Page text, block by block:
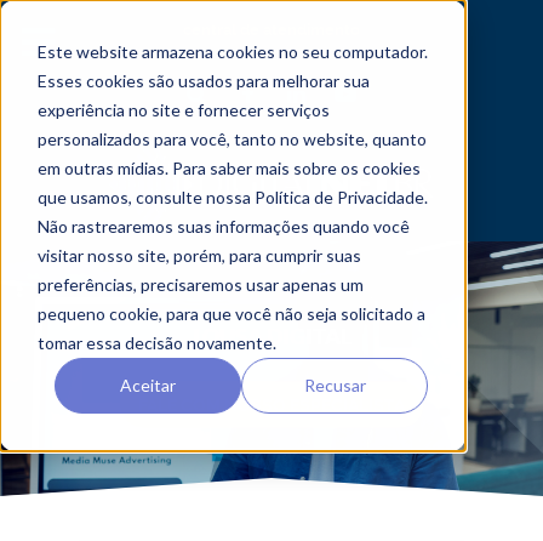
Este website armazena cookies no seu computador.
Esses cookies são usados ​​para melhorar sua
experiência no site e fornecer serviços
personalizados para você, tanto no website, quanto
em outras mídias. Para saber mais sobre os cookies
que usamos, consulte nossa Política de Privacidade.
Não rastrearemos suas informações quando você
visitar nosso site, porém, para cumprir suas
preferências, precisaremos usar apenas um
pequeno cookie, para que você não seja solicitado a
tomar essa decisão novamente.
Aceitar Recusar
LOUSA DIGITAL
FALE COM NOSSO ESPECIALISTA